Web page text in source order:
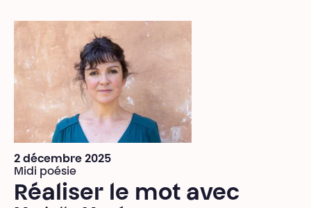
2 décembre 2025
Midi poésie
Réaliser le mot avec